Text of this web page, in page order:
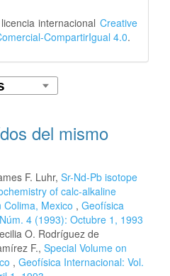
internacional Creative
CompartirIgual 4.0.
del mismo
F. Luhr, Sr-Nd-Pb isotope
of calc-alkaline
Colima, Mexico , Geofísica
4 (1993): Octubre 1, 1993
O. Rodríguez de
F., Special Volume on
, Geofísica Internacional: Vol.